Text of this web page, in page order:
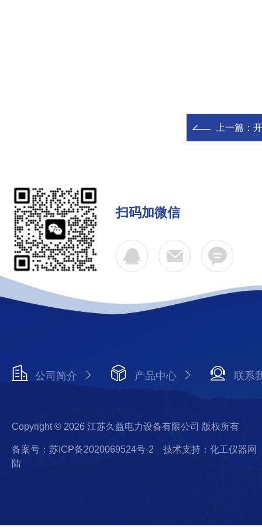
上一篇：
扫码加微信
公司简介 产品中心 联系
Copyright © 2026 江苏久益电力设备有限公司 版权所有
备案号：苏ICP备2020069524号-2
技术支持：化工仪器网
陆